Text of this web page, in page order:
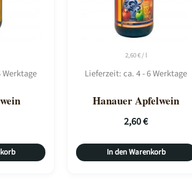
Werktage
2,60€/ l
Lieferzeit:ca. 4 - 6 Werktage
Hanauer Apfelwein
2,60€
In den Warenkorb